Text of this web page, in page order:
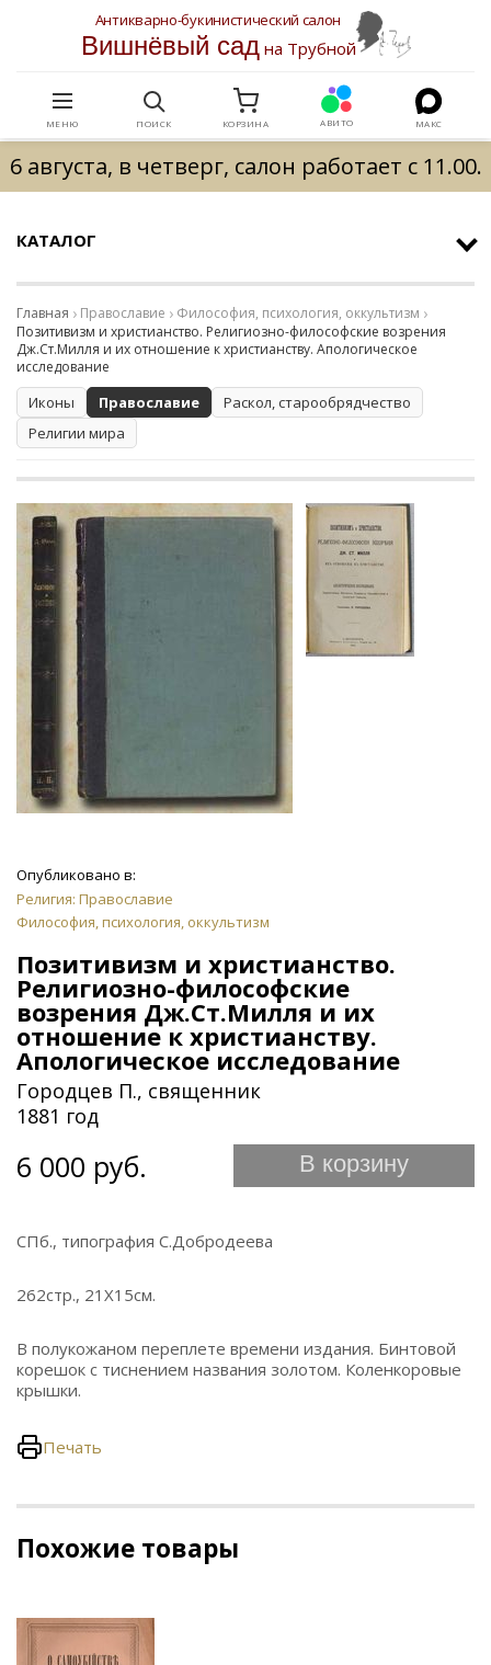
Антикварно-букинистический салон
Вишнёвый садна Трубной
МЕНЮ ПОИСК КОРЗИНА АВИТО МАКС
6 августа, в четверг, салон работает с 11.00.
КАТАЛОГ
Главная Православие
Философия, психология, оккультизм
Позитивизм и христианство. Религиозно-философские возрения
Дж.Ст.Милля и их отношение к христианству. Апологическое
исследование
Иконы Православие
Раскол, старообрядчество
Религии мира
Опубликовано в:
Религия: Православие
Философия, психология, оккультизм
Позитивизм и христианство.
Религиозно-философские
возрения Дж.Ст.Милля и их
отношение к христианству.
Апологическое исследование
Городцев П., священник
1881 год
6 000 руб. В корзину
СПб., типография С.Добродеева
262стр., 21Х15см.
В полукожаном переплете времени издания. Бинтовой
корешок с тиснением названия золотом. Коленкоровые
крышки.
Печать
Похожие товары